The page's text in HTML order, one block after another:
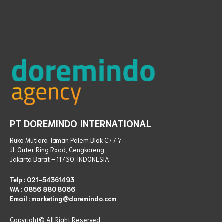
PT DOREMINDO INTERNATIONAL
Ruko Mutiara Taman Palem Blok C7 / 7
Jl. Outer Ring Road, Cengkareng,
Jakarta Barat – 11730, INDONESIA
Telp : 021-54361493
WA : 0856 880 8066
Email : marketing@doremindo.com
Copyright© All RightReserved